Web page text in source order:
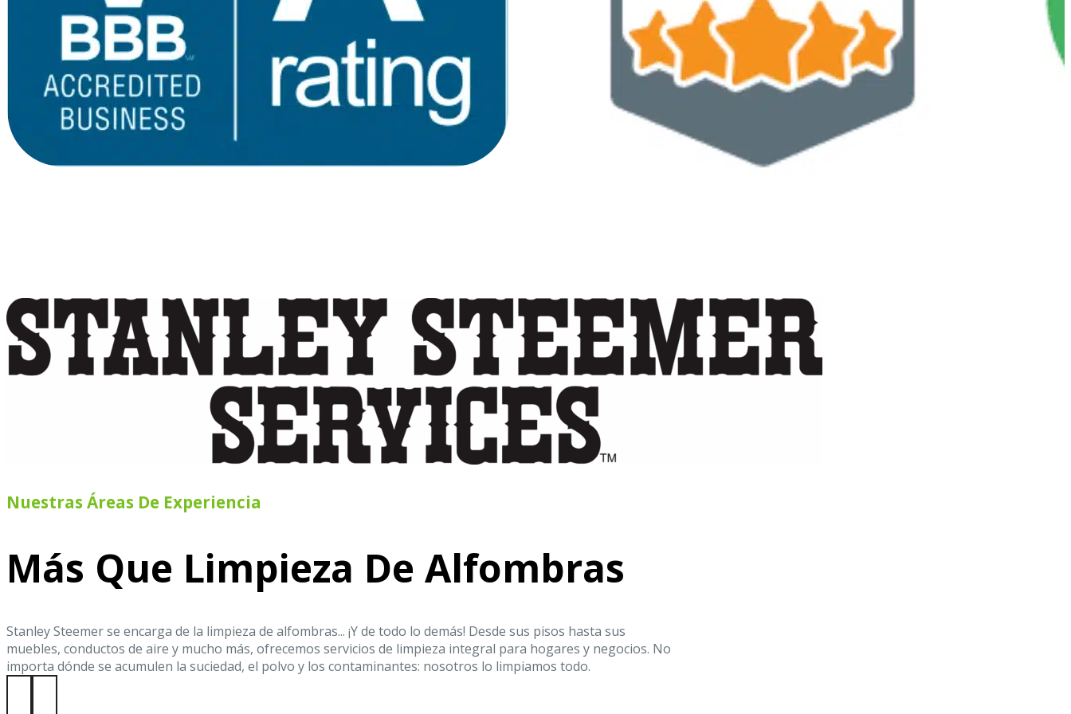
Nuestras Áreas De Experiencia
Más Que Limpieza De Alfombras
Stanley Steemer se encarga de la limpieza de alfombras... ¡Y de todo lo demás! Desde sus pisos hasta sus
muebles, conductos de aire y mucho más, ofrecemos servicios de limpieza integral para hogares y negocios. No
importa dónde se acumulen la suciedad, el polvo y los contaminantes: nosotros lo limpiamos todo.